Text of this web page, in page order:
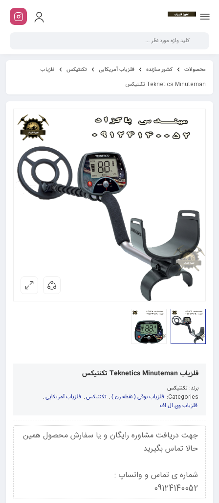
محصولات کشور سازنده فلزیاب آمریکایی تکنتیکس
فلزیاب
Teknetics Minuteman تکنتیکس
فلزیاب Teknetics Minuteman تکنتیکس
برند: تکنتیکس
Categories: فلزیاب بوقی ( نقطه زن ), تکنتیکس, فلزیاب آمریکایی,
فلزیاب وی ال اف
جهت دریافت مشاوره رایگان و یا سفارش محصول همین
حالا تماس بگیرید
شماره ی تماس و واتساپ :
09124140052